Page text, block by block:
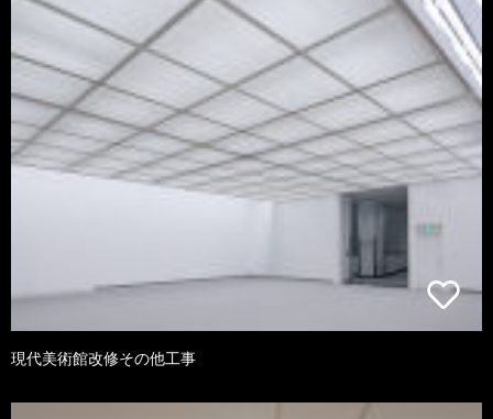
現代美術館改修その他工事